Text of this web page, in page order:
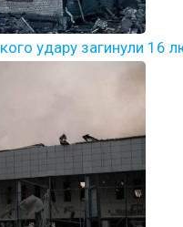
удару загинули 16